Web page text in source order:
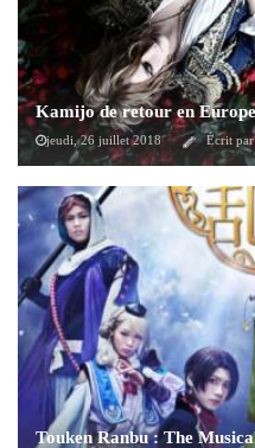
Kamijo de retour en
jeudi, 26 juillet 2018 Écrit par
Après la sortie de son Album
le concert exceptionnel
retour de sa Majesté sur le
III".
Touken Ranbu : The